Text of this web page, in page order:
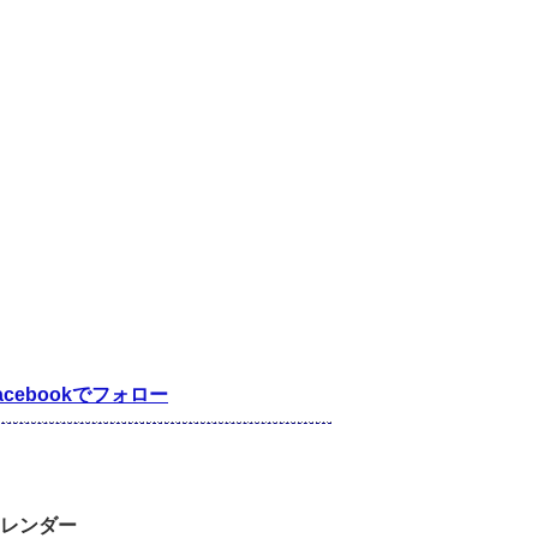
でフォロー
ンダー